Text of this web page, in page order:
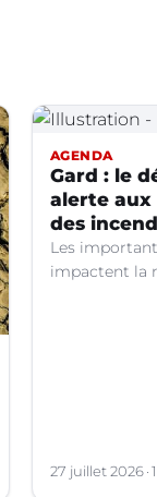
AGENDA
Gard : le
alerte aux
des
Les
impactent la
27 juillet 2026